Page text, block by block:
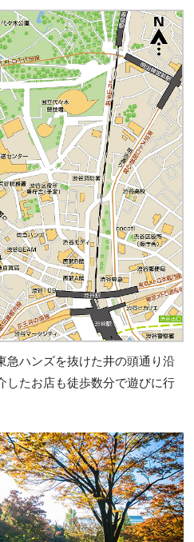
急ハンズを抜けた井の頭通り沿
したお店も徒歩数分で遊びに行